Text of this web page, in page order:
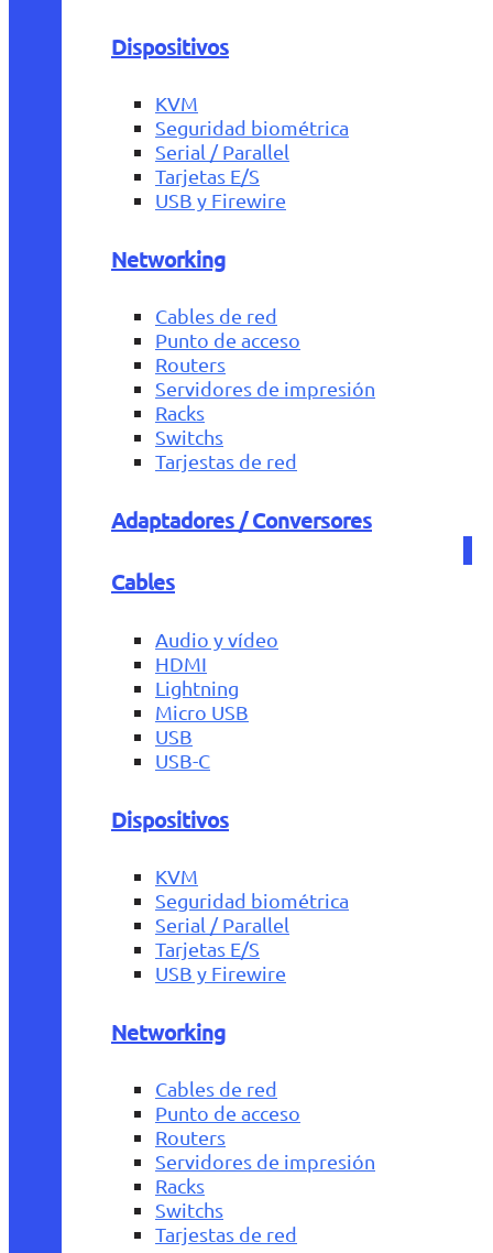
Dispositivos
KVM
Seguridad biométrica
Serial / Parallel
Tarjetas E/S
USB y Firewire
Networking
Cables de red
Punto de acceso
Routers
Servidores de impresión
Racks
Switchs
Tarjestas de red
Adaptadores / Conversores
Cables
Audio y vídeo
HDMI
Lightning
Micro USB
USB
USB-C
Dispositivos
KVM
Seguridad biométrica
Serial / Parallel
Tarjetas E/S
USB y Firewire
Networking
Cables de red
Punto de acceso
Routers
Servidores de impresión
Racks
Switchs
Tarjestas de red